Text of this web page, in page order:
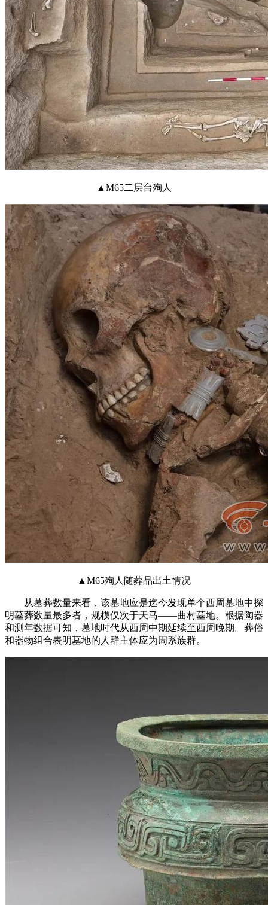
▲M65二层台殉人
▲M65殉人随葬品出土情况
从墓葬数量来看，该墓地应是迄今发现单个西周墓地中探
明墓葬数量最多者，规模仅次于天马——曲村墓地。根据陶器
和测年数据可知，墓地时代从西周中期延续至西周晚期。葬俗
和器物组合表明墓地的人群主体应为周系族群。